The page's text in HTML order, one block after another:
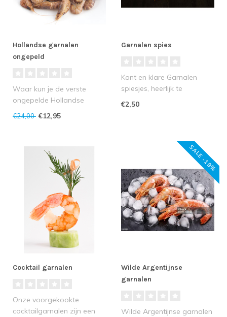
Hollandse garnalen
ongepeld
Waar kun je de verste
ongepelde Hollandse
garnalen kopen? Bij een
visspecialist ..
€24,00 €12,95
Garnalen spies
Kant en klare Garnalen
spiesjes, heerlijk te
combineren met marinade.
Ideaal ..
€2,50
Cocktail garnalen
Onze voorgekookte
cocktailgarnalen zijn een
SALE -19%
Wilde Argentijnse
garnalen
Wilde Argentijnse garnalen